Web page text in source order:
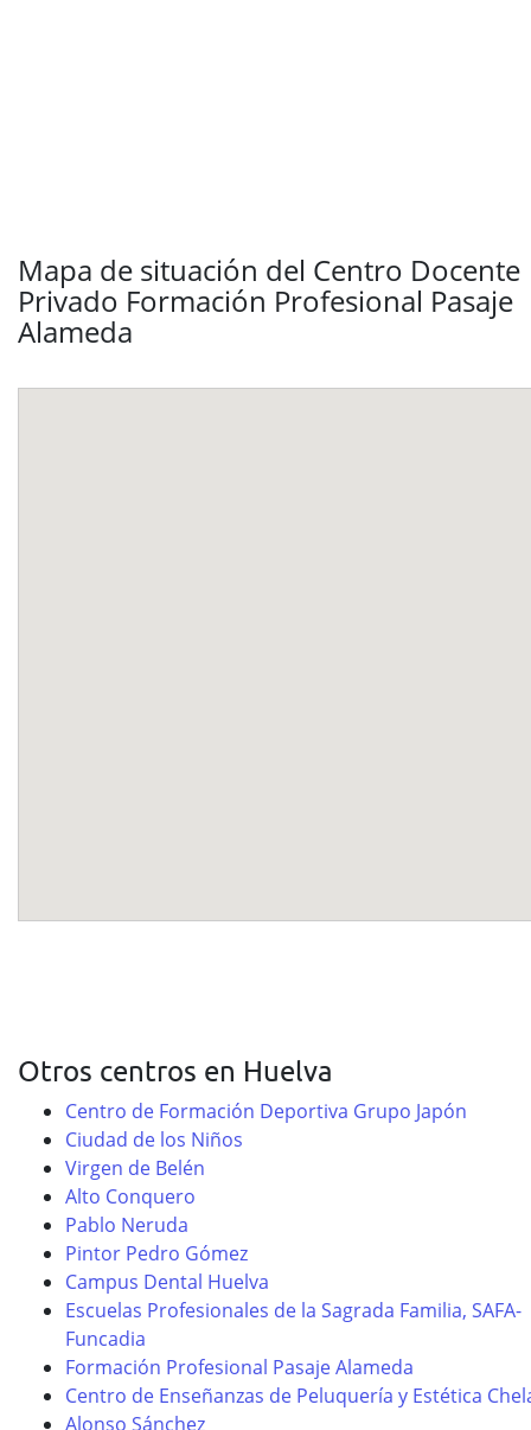
Mapa de situación del Centro Docente
Privado Formación Profesional Pasaje
Alameda
Otros centros en Huelva
Centro de Formación Deportiva Grupo Japón
Ciudad de los Niños
Virgen de Belén
Alto Conquero
Pablo Neruda
Pintor Pedro Gómez
Campus Dental Huelva
Escuelas Profesionales de la Sagrada Familia, SAFA-
Funcadia
Formación Profesional Pasaje Alameda
Centro de Enseñanzas de Peluquería y Estética
Alonso Sánchez